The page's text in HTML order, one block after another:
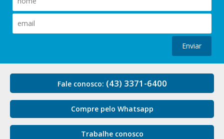
Enviar
Fale conosco: (43) 3371-6400
Compre pelo Whatsapp
Trabalhe conosco